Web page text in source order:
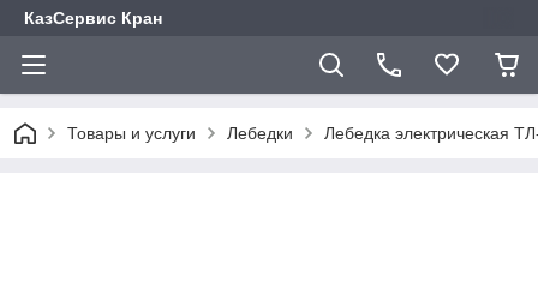
КазСервис Кран
Товары и услуги Лебедки Лебедка электрическая